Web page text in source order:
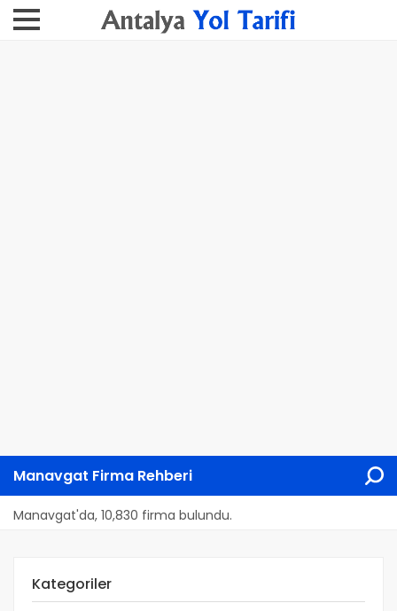
Manavgat Firma Rehberi
Manavgat'da, 10,830 firma bulundu.
Kategoriler